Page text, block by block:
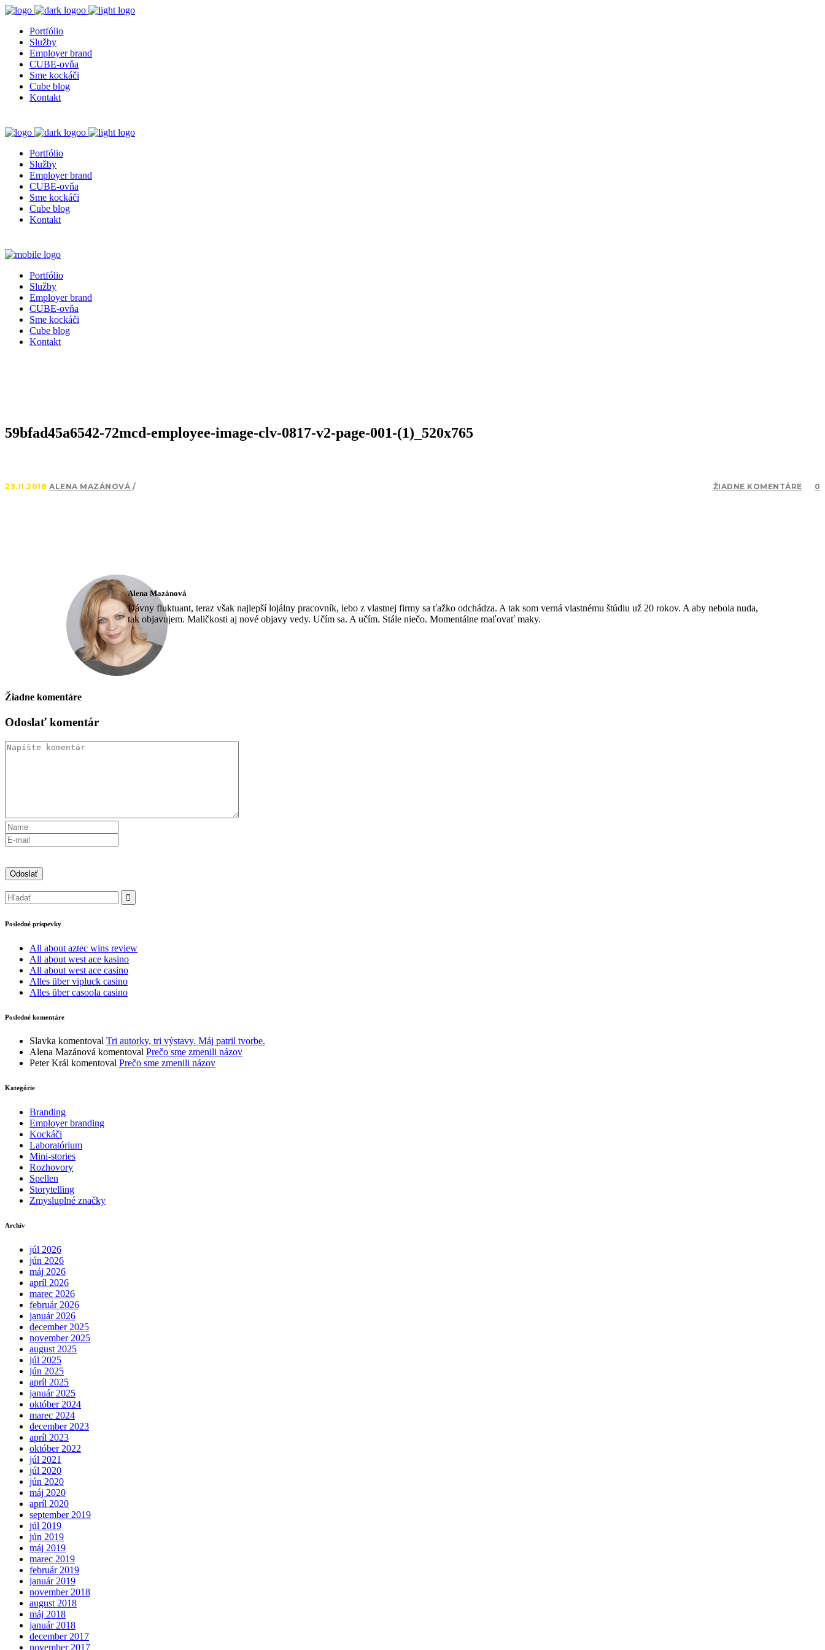
Portfólio
Služby
Employer brand
CUBE-ovňa
Sme kockáči
Cube blog
Kontakt
Portfólio
Služby
Employer brand
CUBE-ovňa
Sme kockáči
Cube blog
Kontakt
Portfólio
Služby
Employer brand
CUBE-ovňa
Sme kockáči
Cube blog
Kontakt
59bfad45a6542-72mcd-employee-image-clv-0817-v2-page-001-(1)_520x765
23.11.2018 ALENA MAZÁNOVÁ ŽIADNE KOMENTÁRE 0
Alena Mazánová
Dávny fluktuant, teraz však najlepší lojálny pracovník, lebo z vlastnej firmy sa ťažko odchádza. A tak som verná vlastnému štúdiu už 20 rokov. A aby nebola nuda,
tak objavujem. Maličkosti aj nové objavy vedy. Učím sa. A učím. Stále niečo. Momentálne maľovať maky.
Žiadne komentáre
Odoslať komentár
Posledné príspevky
All about aztec wins review
All about west ace kasino
All about west ace casino
Alles über vipluck casino
Alles über casoola casino
Posledné komentáre
Slavka komentoval Tri autorky, tri výstavy. Máj patril tvorbe.
Alena Mazánová komentoval Prečo sme zmenili názov
Peter Král komentoval Prečo sme zmenili názov
Kategórie
Branding
Employer branding
Kockáči
Laboratórium
Mini-stories
Rozhovory
Spellen
Storytelling
Zmysluplné značky
Archív
júl 2026
jún 2026
máj 2026
apríl 2026
marec 2026
február 2026
január 2026
december 2025
november 2025
august 2025
júl 2025
jún 2025
apríl 2025
január 2025
október 2024
marec 2024
december 2023
apríl 2023
október 2022
júl 2021
júl 2020
jún 2020
máj 2020
apríl 2020
september 2019
júl 2019
jún 2019
máj 2019
marec 2019
február 2019
január 2019
november 2018
august 2018
máj 2018
január 2018
december 2017
november 2017